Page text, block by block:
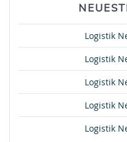
Logistik
Logistik
Logistik
Logistik
Logistik